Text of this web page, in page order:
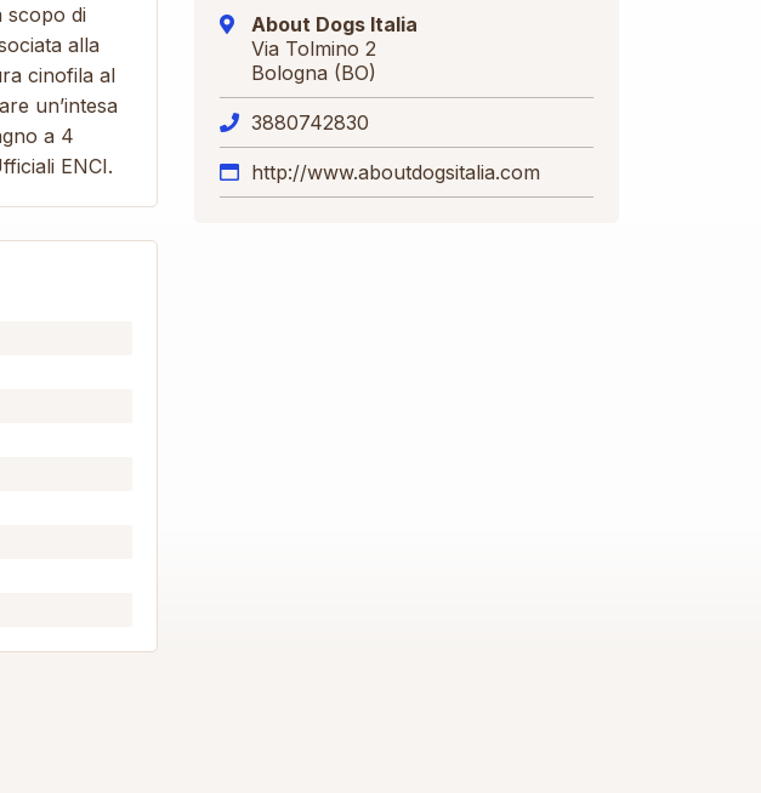
scopo di
alla
cinofila al
un’intesa
a 4
ENCI.
About Dogs Italia
Via Tolmino 2
Bologna (BO)
3880742830
http://www.aboutdogsitalia.com